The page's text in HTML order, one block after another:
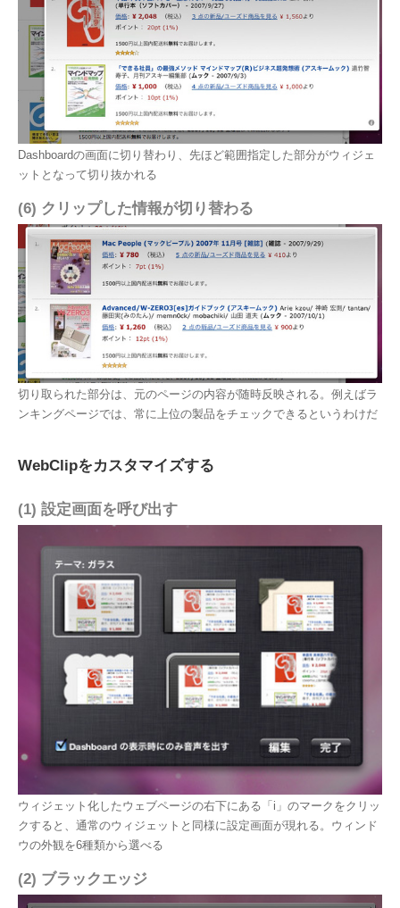
Dashboardの画面に切り替わり、先ほど範囲指定した部分がウィジェ
ットとなって切り抜かれる
(6) クリップした情報が切り替わる
切り取られた部分は、元のページの内容が随時反映される。例えばラ
ンキングページでは、常に上位の製品をチェックできるというわけだ
WebClipをカスタマイズする
(1) 設定画面を呼び出す
ウィジェット化したウェブページの右下にある「i」のマークをクリッ
クすると、通常のウィジェットと同様に設定画面が現れる。ウィンド
ウの外観を6種類から選べる
(2) ブラックエッジ